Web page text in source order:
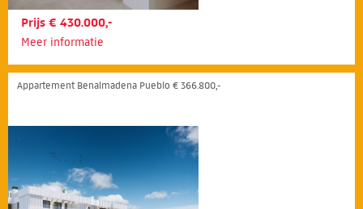
Prijs € 430.000,-
Meer informatie
Appartement Benalmadena Pueblo € 366.800,-